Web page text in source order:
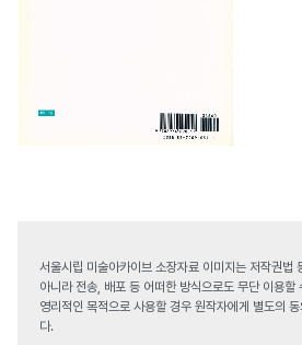
서울시립 미술아카이브 소장자료 이미지는 저작권법
아니라 전송, 배포 등 어떠한 방식으로도 무단 이용할
영리적인 목적으로 사용할 경우 원작자에게 별도의
다.